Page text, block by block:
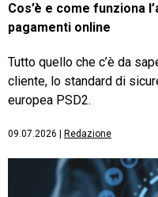
Cos’è e come funziona
pagamenti online
Tutto quello che c’è da
cliente, lo standard di
europea PSD2.
09.07.2026 Redazione